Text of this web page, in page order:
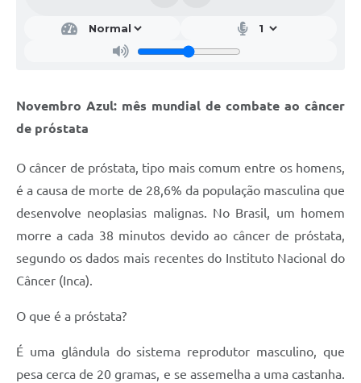
Novembro Azul: mês mundial de combate ao câncer
de próstata
O câncer de próstata, tipo mais comum entre os homens,
é a causa de morte de 28,6% da população masculina que
desenvolve neoplasias malignas. No Brasil, um homem
morre a cada 38 minutos devido ao câncer de próstata,
segundo os dados mais recentes do Instituto Nacional do
Câncer (Inca).
O que é a próstata?
É uma glândula do sistema reprodutor masculino, que
pesa cerca de 20 gramas, e se assemelha a uma castanha.